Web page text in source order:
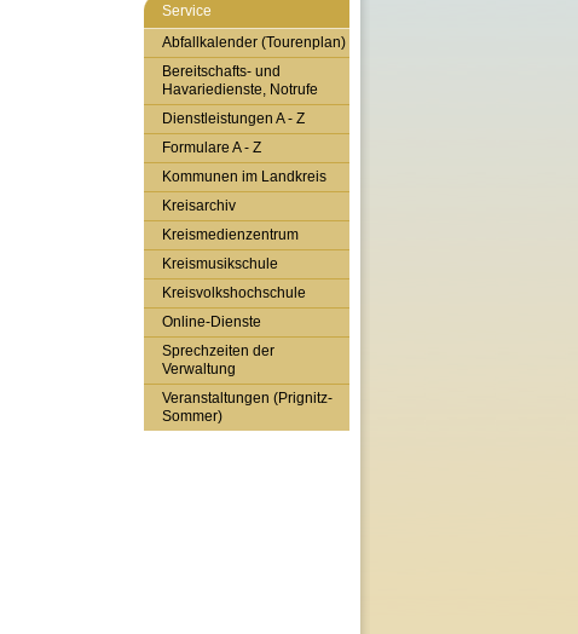
Service
Abfallkalender (Tourenplan)
Bereitschafts- und
Havariedienste, Notrufe
Dienstleistungen A - Z
Formulare A - Z
Kommunen im Landkreis
Kreisarchiv
Kreismedienzentrum
Kreismusikschule
Kreisvolkshochschule
Online-Dienste
Sprechzeiten der
Verwaltung
Veranstaltungen (Prignitz-
Sommer)